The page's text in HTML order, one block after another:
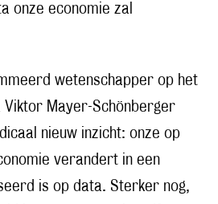
onze economie zal
wetenschapper op het
Viktor Mayer-Schönberger
nieuw inzicht: onze op
verandert in een
is op data. Sterker nog,